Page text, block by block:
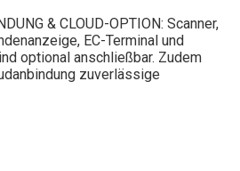
& CLOUD-OPTION: Scanner,
EC-Terminal und
optional anschließbar. Zudem
zuverlässige